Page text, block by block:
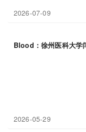
2026-07-09
Blood：徐州医科大学
2026-05-29